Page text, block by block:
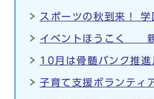
スポーツの秋到来！
イベントほうこく 親
10月は骨髄バンク推
子育て支援ボランテ